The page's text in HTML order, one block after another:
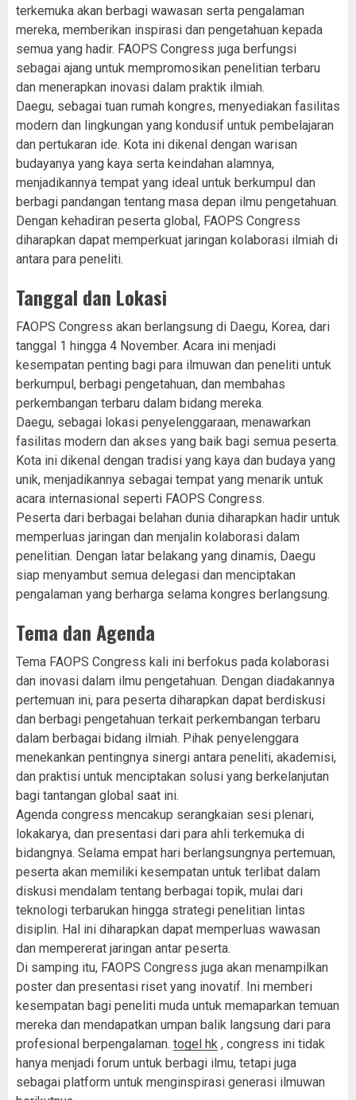
terkemuka akan berbagi wawasan serta pengalaman
mereka, memberikan inspirasi dan pengetahuan kepada
semua yang hadir. FAOPS Congress juga berfungsi
sebagai ajang untuk mempromosikan penelitian terbaru
dan menerapkan inovasi dalam praktik ilmiah.
Daegu, sebagai tuan rumah kongres, menyediakan fasilitas
modern dan lingkungan yang kondusif untuk pembelajaran
dan pertukaran ide. Kota ini dikenal dengan warisan
budayanya yang kaya serta keindahan alamnya,
menjadikannya tempat yang ideal untuk berkumpul dan
berbagi pandangan tentang masa depan ilmu pengetahuan.
Dengan kehadiran peserta global, FAOPS Congress
diharapkan dapat memperkuat jaringan kolaborasi ilmiah di
antara para peneliti.
Tanggal dan Lokasi
FAOPS Congress akan berlangsung di Daegu, Korea, dari
tanggal 1 hingga 4 November. Acara ini menjadi
kesempatan penting bagi para ilmuwan dan peneliti untuk
berkumpul, berbagi pengetahuan, dan membahas
perkembangan terbaru dalam bidang mereka.
Daegu, sebagai lokasi penyelenggaraan, menawarkan
fasilitas modern dan akses yang baik bagi semua peserta.
Kota ini dikenal dengan tradisi yang kaya dan budaya yang
unik, menjadikannya sebagai tempat yang menarik untuk
acara internasional seperti FAOPS Congress.
Peserta dari berbagai belahan dunia diharapkan hadir untuk
memperluas jaringan dan menjalin kolaborasi dalam
penelitian. Dengan latar belakang yang dinamis, Daegu
siap menyambut semua delegasi dan menciptakan
pengalaman yang berharga selama kongres berlangsung.
Tema dan Agenda
Tema FAOPS Congress kali ini berfokus pada kolaborasi
dan inovasi dalam ilmu pengetahuan. Dengan diadakannya
pertemuan ini, para peserta diharapkan dapat berdiskusi
dan berbagi pengetahuan terkait perkembangan terbaru
dalam berbagai bidang ilmiah. Pihak penyelenggara
menekankan pentingnya sinergi antara peneliti, akademisi,
dan praktisi untuk menciptakan solusi yang berkelanjutan
bagi tantangan global saat ini.
Agenda congress mencakup serangkaian sesi plenari,
lokakarya, dan presentasi dari para ahli terkemuka di
bidangnya. Selama empat hari berlangsungnya pertemuan,
peserta akan memiliki kesempatan untuk terlibat dalam
diskusi mendalam tentang berbagai topik, mulai dari
teknologi terbarukan hingga strategi penelitian lintas
disiplin. Hal ini diharapkan dapat memperluas wawasan
dan mempererat jaringan antar peserta.
Di samping itu, FAOPS Congress juga akan menampilkan
poster dan presentasi riset yang inovatif. Ini memberi
kesempatan bagi peneliti muda untuk memaparkan temuan
mereka dan mendapatkan umpan balik langsung dari para
profesional berpengalaman. togel hk , congress ini tidak
hanya menjadi forum untuk berbagi ilmu, tetapi juga
sebagai platform untuk menginspirasi generasi ilmuwan